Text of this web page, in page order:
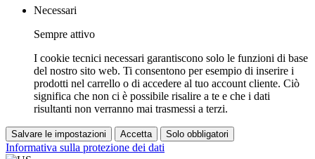
Necessari
Sempre attivo
I cookie tecnici necessari garantiscono solo le funzioni di base
del nostro sito web. Ti consentono per esempio di inserire i
prodotti nel carrello o di accedere al tuo account cliente. Ciò
significa che non ci è possibile risalire a te e che i dati
risultanti non verranno mai trasmessi a terzi.
Salvare le impostazioni Accetta Solo obbligatori
Informativa sulla protezione dei dati